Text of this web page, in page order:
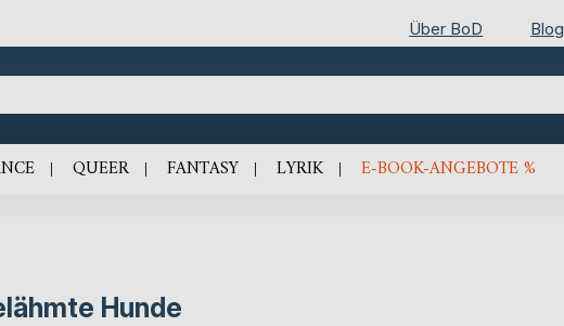
Über BoD Blog
QUEER FANTASY LYRIK E-BOOK-ANGEBOTE %
Hunde